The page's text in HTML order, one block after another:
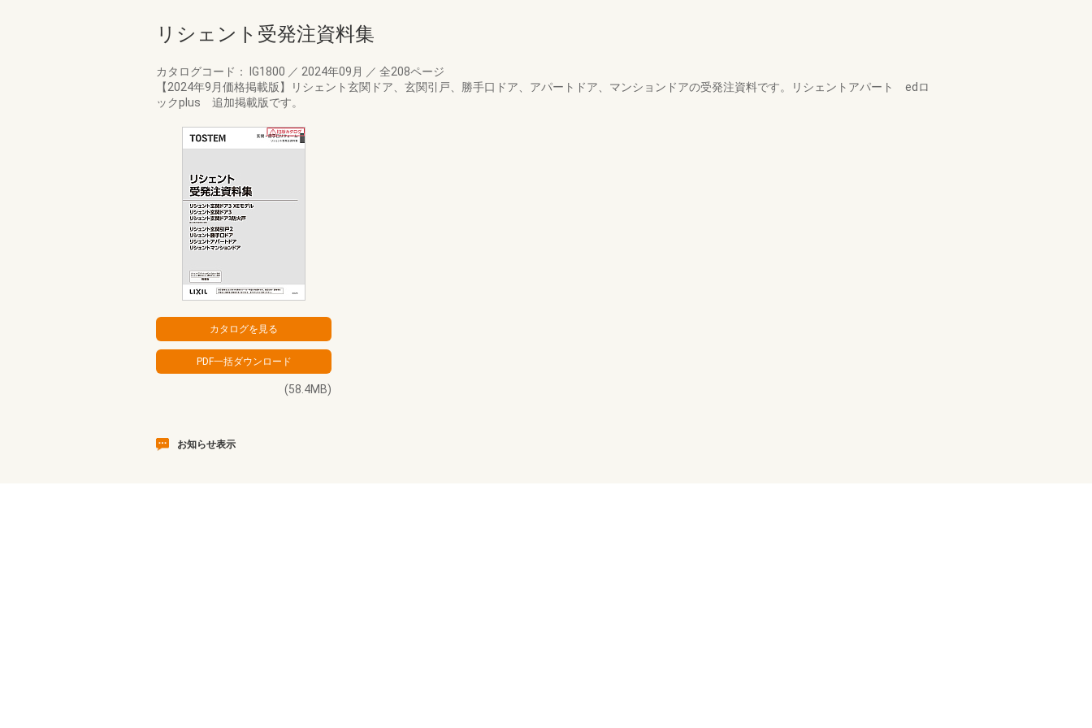
リシェント受発注資料集
カタログコード： IG1800 ／ 2024年09月 ／ 全208ページ
【2024年9月価格掲載版】リシェント玄関ドア、玄関引戸、勝手口ドア、アパートドア、マンションドアの受発注資料です。リシェントアパート edロ
ックplus 追加掲載版です。
(58.4MB)
お知らせ表示